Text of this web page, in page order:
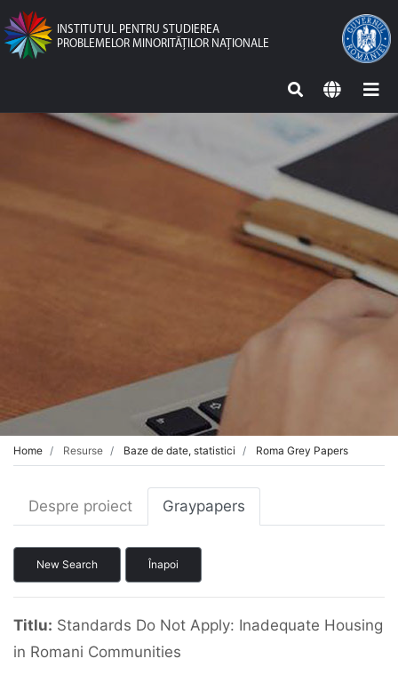
INSTITUTUL PENTRU STUDIEREA
PROBLEMELOR MINORITĂŢILOR NAŢIONALE
Home Resurse Baze de date, statistici Roma Grey Papers
Despre proiect Graypapers
New Search Înapoi
Titlu: Standards Do Not Apply: Inadequate Housing
in Romani Communities